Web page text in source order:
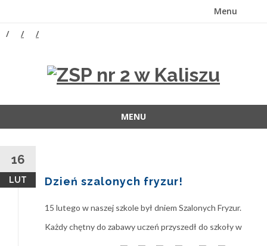
Menu
treści
MENU
treści
16
LUT Dzień szalonych fryzur!
15 lutego w naszej szkole był dniem Szalonych Fryzur.
Każdy chętny do zabawy uczeń przyszedł do szkoły w